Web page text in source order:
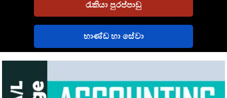
රැකියා පුරප්පාඩු
භාණ්ඩ හා සේවා